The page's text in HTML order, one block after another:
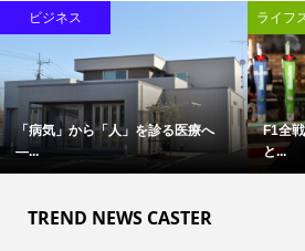
ビジネス
「病気」から「人」を診る医療へ
―...
ライフ
F1全
と...
TREND NEWS CASTER